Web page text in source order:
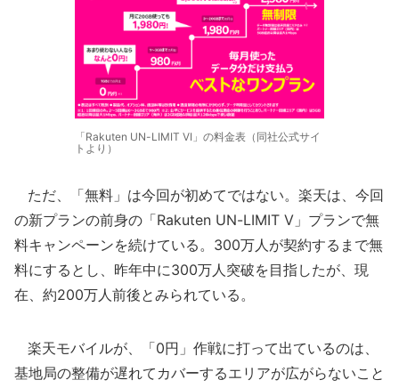
「Rakuten UN-LIMIT VI」の料金表（同社公式サイ
トより）
ただ、「無料」は今回が初めてではない。楽天は、今回
の新プランの前身の「Rakuten UN-LIMIT V」プランで無
料キャンペーンを続けている。300万人が契約するまで無
料にするとし、昨年中に300万人突破を目指したが、現
在、約200万人前後とみられている。
楽天モバイルが、「0円」作戦に打って出ているのは、
基地局の整備が遅れてカバーするエリアが広がらないこと